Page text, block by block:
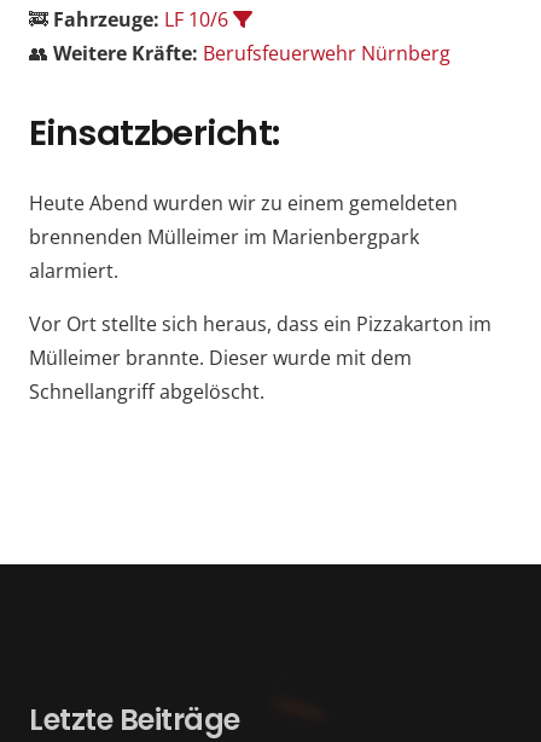
🚒 Fahrzeuge: LF 10/6
👥 Weitere Kräfte: Berufsfeuerwehr Nürnberg
Einsatzbericht:
Heute Abend wurden wir zu einem gemeldeten
brennenden Mülleimer im Marienbergpark
alarmiert.
Vor Ort stellte sich heraus, dass ein Pizzakarton im
Mülleimer brannte. Dieser wurde mit dem
Schnellangriff abgelöscht.
Letzte Beiträge